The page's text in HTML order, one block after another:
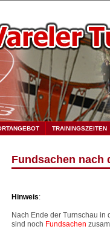
TRAININGSZEITEN
Fundsachen nach
Hinweis:
Nach Ende der Turnschau in
sind noch Fundsachen